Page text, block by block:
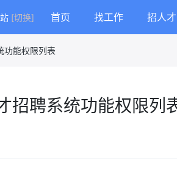
[切换] 首页 找工作 招人才
功能权限列表
招聘系统功能权限列